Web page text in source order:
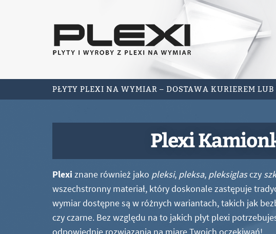
PŁYTY PLEXI NA WYMIAR – DOSTAWA KURIEREM LUB
Plexi
Plexi znane również jako pleksi, pleksa, pleksiglasczy
wszechstronny materiał, który doskonale zastępuje
wymiar dostępne są w różnych wariantach, takich jak
czy czarne. Bez względu na to jakich płyt plexi